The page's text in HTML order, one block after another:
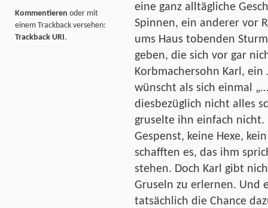
eine ganz alltägliche
Spinnen, ein anderer vor
ums Haus tobenden
geben, die sich vor gar
Korbmachersohn Karl,
wünscht als sich einmal
diesbezüglich nicht alles
gruselte ihn einfach nicht.
Gespenst, keine Hexe,
schafften es, das ihm
stehen. Doch Karl gibt
Gruseln zu erlernen. Und
tatsächlich die Chance
Kommentieren oder mit
einem Trackback versehen:
Trackback URI.